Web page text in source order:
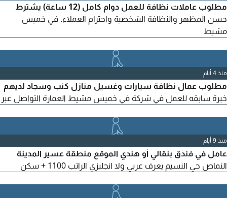
مطلوب عاملات نظافة للعمل دوام كامل (12 ساعة) يشترط
حسن المظهر والنظافة الشخصية واحترام العملاء. في خميس
مشيط
منذ 4 أيام
مطلوب عمال نظافة سيارات وغسيل منازل كنب وسجاد لديهم
خبرة سابقه للعمل في شركة في خميس مشيط العمارة التواصل عبر
منذ 9 أيام
عامل في فندق بنقالي أو هندي الموقع منطقة عسير المدينة
النماص حي النسيم يعرف عربي ولا انجليزي الراتب 1100 + سكن